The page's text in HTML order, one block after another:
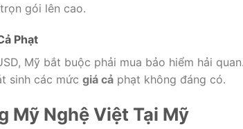
trọn gói lên cao.
Phạt
Mỹ bắt buộc phải mua bảo hiểm hải
sinh các mức giá cả phạt không đáng có.
Mỹ Nghệ Việt Tại Mỹ